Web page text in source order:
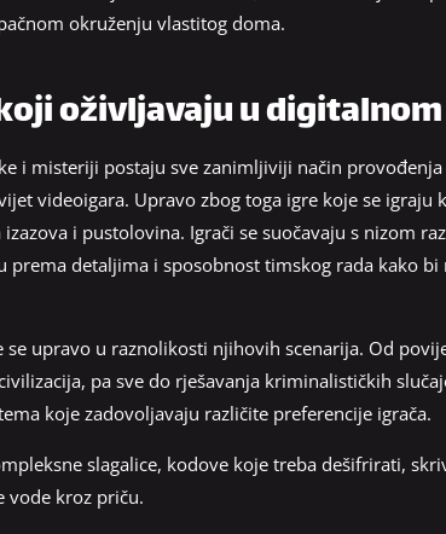
okruženju vlastitog doma.
oživljavaju u
i misteriji postaju sve zanimljiviji način
videoigara. Upravo zbog toga igre koje se igraju
i pustolovina. Igrači se suočavaju s nizom
detaljima i sposobnost timskog rada kako bi
upravo u raznolikosti njihovih scenarija. Od
pa sve do rješavanja kriminalističkih
koje zadovoljavaju različite preferencije igrača.
slagalice, kodove koje treba dešifrirati,
vode kroz priču.